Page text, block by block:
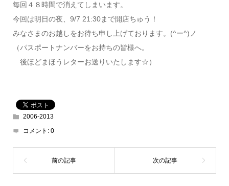
毎回４８時間で消えてしまいます。
今回は明日の夜、9/7 21:30まで開店ちゅう！
みなさまのお越しをお待ち申し上げております。(^ー^)ノ
（パスポートナンバーをお持ちの皆様へ。
後ほどまほうレターお送りいたします☆）
2006-2013
コメント: 0